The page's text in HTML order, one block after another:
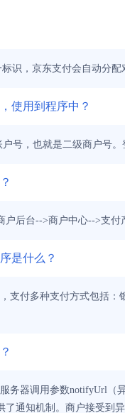
识，京东支付会自动分
使用到程序中？
号，也就是二级商户号
户后台-->商户中心-->支
是什么？
支付多种支付方式包括
务器调用参数notifyUrl（
通知机制。商户接受到